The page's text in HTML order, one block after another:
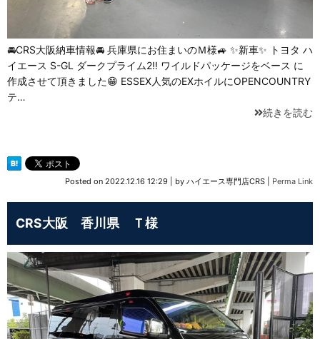
🚘CRS大阪納車情報🚘 兵庫県にお住まいのＭ様🚙 ✨新車✨ トヨタ ハ
イエース S-GL ダークプライム2‼️ ワイルドパッケージをベース に
作成させて頂きました😁 ESSEX人気のEXホイルにOPENCOUNTRY
テ…
続きを読む
Posted on 2022.12.16 12:29 by ハイエース専門店CRS Perma Link
CRS大阪 香川県 Ｔ様